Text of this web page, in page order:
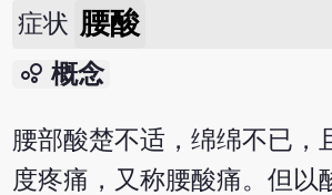
症状 腰酸
bubble_chart 概念
腰部酸楚不适，绵绵不已，
度疼痛，又称腰酸痛。但以